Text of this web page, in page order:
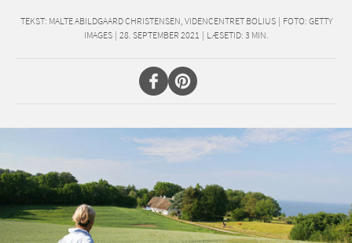
TEKST: MALTE ABILDGAARD CHRISTENSEN, VIDENCENTRET BOLIUS | FOTO: GETTY
IMAGES | 28. SEPTEMBER 2021 | LÆSETID: 3 MIN.